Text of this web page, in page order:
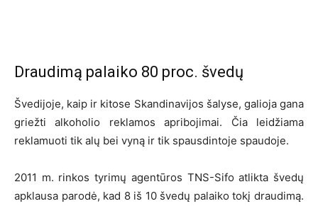
Draudimą palaiko 80 proc. švedų
Švedijoje, kaip ir kitose Skandinavijos šalyse, galioja gana
griežti alkoholio reklamos apribojimai. Čia leidžiama
reklamuoti tik alų bei vyną ir tik spausdintoje spaudoje.
2011 m. rinkos tyrimų agentūros TNS-Sifo atlikta švedų
apklausa parodė, kad 8 iš 10 švedų palaiko tokį draudimą.